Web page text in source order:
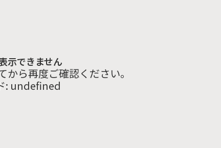
示できません
ら再度ご確認ください。
: undefined